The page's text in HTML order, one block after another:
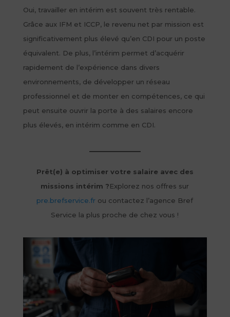
Oui, travailler en intérim est souvent très rentable.
Grâce aux IFM et ICCP, le revenu net par mission est
significativement plus élevé qu’en CDI pour un poste
équivalent. De plus, l’intérim permet d’acquérir
rapidement de l’expérience dans divers
environnements, de développer un réseau
professionnel et de monter en compétences, ce qui
peut ensuite ouvrir la porte à des salaires encore
plus élevés, en intérim comme en CDI.
Prêt(e) à optimiser votre salaire avec des
missions intérim ?Explorez nos offres sur
pre.brefservice.fr ou contactez l’agence Bref
Service la plus proche de chez vous !